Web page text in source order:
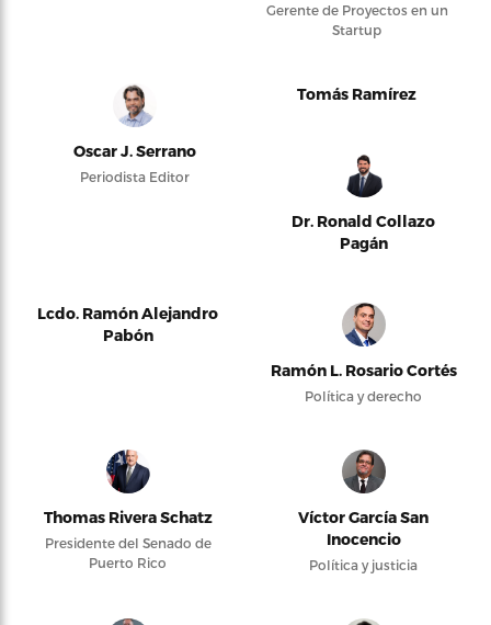
Gerente de Proyectos en un
Startup
Oscar J. Serrano
Periodista Editor
Tomás Ramírez
Dr. Ronald Collazo
Pagán
Lcdo. Ramón Alejandro
Pabón
Ramón L. Rosario Cortés
Política y derecho
Thomas Rivera Schatz
Presidente del Senado de
Puerto Rico
Víctor García San
Inocencio
Política y justicia